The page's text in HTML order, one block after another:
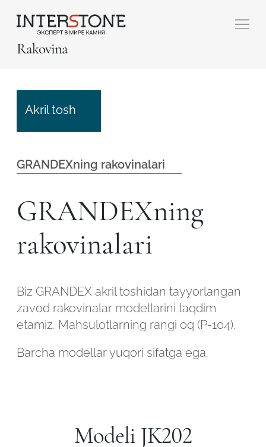
Rakovina
Akril tosh
GRANDEXning rakovinalari
GRANDEXning
rakovinalari
Biz GRANDEX akril toshidan tayyorlangan
zavod rakovinalar modellarini taqdim
etamiz. Mahsulotlarning rangi oq (P-104).
Barcha modellar yuqori sifatga ega.
Modeli JK202
Qaysi sohada faoliyat yuritasiz?
Toshga ishlov
beruvch
Dizayner